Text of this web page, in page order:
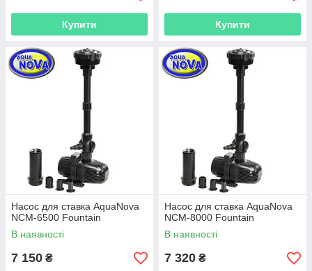
Купити Купити
Насос для ставка AquaNova
NCM-6500 Fountain
В наявності
7 150 ₴
Насос для ставка AquaNova
NCM-8000 Fountain
В наявності
7 320 ₴